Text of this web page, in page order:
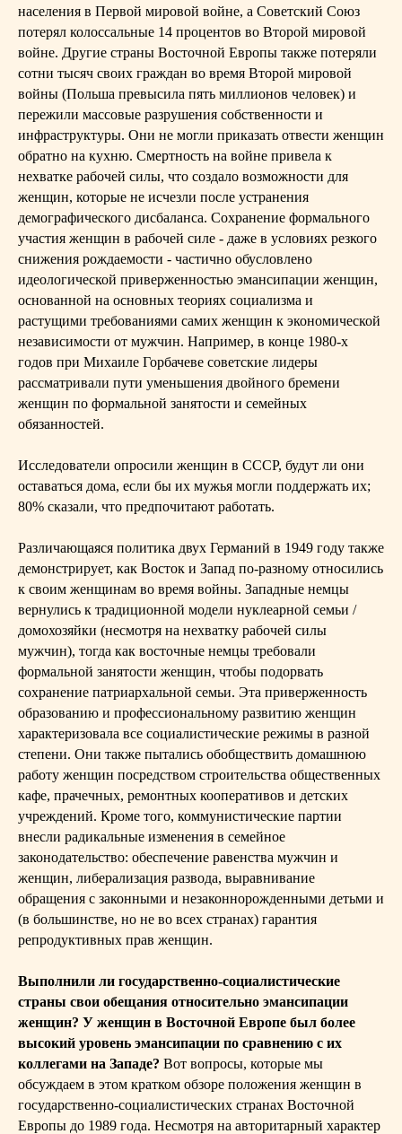
населения в Первой мировой войне, а Советский Союз
потерял колоссальные 14 процентов во Второй мировой
войне. Другие страны Восточной Европы также потеряли
сотни тысяч своих граждан во время Второй мировой
войны (Польша превысила пять миллионов человек) и
пережили массовые разрушения собственности и
инфраструктуры. Они не могли приказать отвести женщин
обратно на кухню. Смертность на войне привела к
нехватке рабочей силы, что создало возможности для
женщин, которые не исчезли после устранения
демографического дисбаланса. Сохранение формального
участия женщин в рабочей силе - даже в условиях резкого
снижения рождаемости - частично обусловлено
идеологической приверженностью эмансипации женщин,
основанной на основных теориях социализма и
растущими требованиями самих женщин к экономической
независимости от мужчин. Например, в конце 1980-х
годов при Михаиле Горбачеве советские лидеры
рассматривали пути уменьшения двойного бремени
женщин по формальной занятости и семейных
обязанностей.
Исследователи опросили женщин в СССР, будут ли они
оставаться дома, если бы их мужья могли поддержать их;
80% сказали, что предпочитают работать.
Различающаяся политика двух Германий в 1949 году также
демонстрирует, как Восток и Запад по-разному относились
к своим женщинам во время войны. Западные немцы
вернулись к традиционной модели нуклеарной семьи /
домохозяйки (несмотря на нехватку рабочей силы
мужчин), тогда как восточные немцы требовали
формальной занятости женщин, чтобы подорвать
сохранение патриархальной семьи. Эта приверженность
образованию и профессиональному развитию женщин
характеризовала все социалистические режимы в разной
степени. Они также пытались обобществить домашнюю
работу женщин посредством строительства общественных
кафе, прачечных, ремонтных кооперативов и детских
учреждений. Кроме того, коммунистические партии
внесли радикальные изменения в семейное
законодательство: обеспечение равенства мужчин и
женщин, либерализация развода, выравнивание
обращения с законными и незаконнорожденными детьми и
(в большинстве, но не во всех странах) гарантия
репродуктивных прав женщин.
Выполнили ли государственно-социалистические
страны свои обещания относительно эмансипации
женщин? У женщин в Восточной Европе был более
высокий уровень эмансипации по сравнению с их
коллегами на Западе? Вот вопросы, которые мы
обсуждаем в этом кратком обзоре положения женщин в
государственно-социалистических странах Восточной
Европы до 1989 года. Несмотря на авторитарный характер